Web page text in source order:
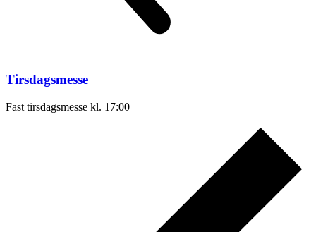
Tirsdagsmesse
Fast tirsdagsmesse kl. 17:00